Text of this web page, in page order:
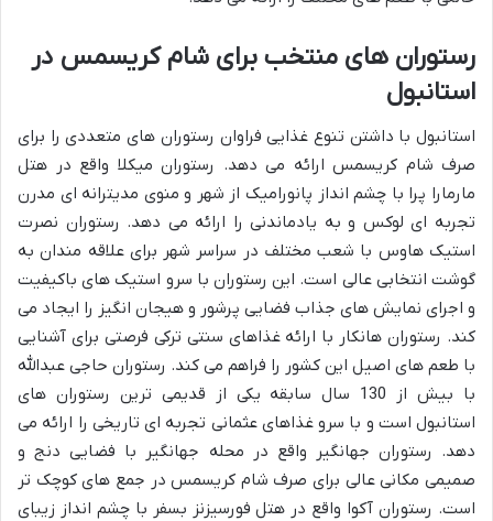
رستوران های منتخب برای شام کریسمس در
استانبول
استانبول با داشتن تنوع غذایی فراوان رستوران های متعددی را برای
صرف شام کریسمس ارائه می دهد. رستوران میکلا واقع در هتل
مارمارا پرا با چشم انداز پانورامیک از شهر و منوی مدیترانه ای مدرن
تجربه ای لوکس و به یادماندنی را ارائه می دهد. رستوران نصرت
استیک هاوس با شعب مختلف در سراسر شهر برای علاقه مندان به
گوشت انتخابی عالی است. این رستوران با سرو استیک های باکیفیت
و اجرای نمایش های جذاب فضایی پرشور و هیجان انگیز را ایجاد می
کند. رستوران هانکار با ارائه غذاهای سنتی ترکی فرصتی برای آشنایی
با طعم های اصیل این کشور را فراهم می کند. رستوران حاجی عبدالله
با بیش از 130 سال سابقه یکی از قدیمی ترین رستوران های
استانبول است و با سرو غذاهای عثمانی تجربه ای تاریخی را ارائه می
دهد. رستوران جهانگیر واقع در محله جهانگیر با فضایی دنج و
صمیمی مکانی عالی برای صرف شام کریسمس در جمع های کوچک تر
است. رستوران آکوا واقع در هتل فورسیزنز بسفر با چشم انداز زیبای